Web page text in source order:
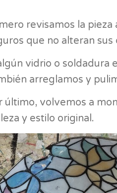
revisamos la
que no alteran
vidrio o soldadura
arreglamos y
último, volvemos a
y estilo original.